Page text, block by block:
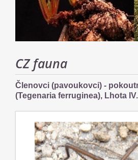
CZ fauna
Členovci (pavoukovci) -
(Tegenaria ferruginea), Lhota IV.